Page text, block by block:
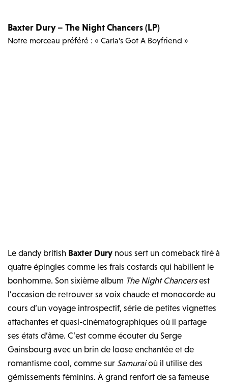
Baxter Dury – The Night Chancers (LP)
Notre morceau préféré : « Carla’s Got A Boyfriend »
Le dandy british Baxter Dury nous sert un comeback tiré à
quatre épingles comme les frais costards qui habillent le
bonhomme. Son sixième album The Night Chancersest
l’occasion de retrouver sa voix chaude et monocorde au
cours d’un voyage introspectif, série de petites vignettes
attachantes et quasi-cinématographiques où il partage
ses états d’âme. C’est comme écouter du Serge
Gainsbourg avec un brin de loose enchantée et de
romantisme cool, comme sur Samuraioù il utilise des
gémissements féminins. À grand renfort de sa fameuse